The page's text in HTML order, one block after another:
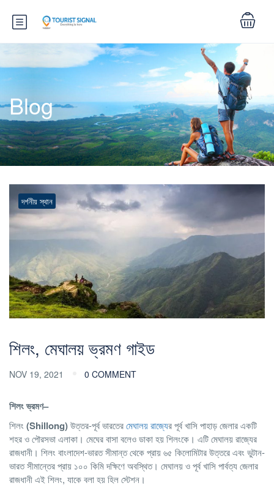
Blog
দর্শনীয় স্থান
শিলং, মেঘালয় ভ্রমণ গাইড
NOV 19, 2021 0 COMMENT
শিলংভ্রমণ–
শিলং (Shillong)উত্তর-পূর্ব ভারতেরমেঘালয় রাজ্যের পূর্ব খাসি পাহাড় জেলার একটি
শহর ও পৌরসভা এলাকা। মেঘের বাসা বলেও ডাকা হয় শিলংকে। এটি মেঘালয় রাজ্যের
রাজধানী। শিলং বাংলাদেশ-ভারত সীমান্ত থেকে প্রায় ৬৫ কিলোমিটার উত্তরে এবং ভুটান-
ভারত সীমান্তের প্রায় ১০০ কিমি দক্ষিণে অবস্থিত। মেঘালয় ও পূর্ব খাসি পার্বত্য জেলার
রাজধানী এই শিলং, যাকে বলা হয় হিল স্টেশন।